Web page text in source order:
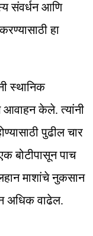
संवर्धन आणि
करण्यासाठी हा
स्थानिक
आवाहन केले. त्यांनी
पुढील चार
बोटीपासून पाच
माशांचे नुकसान
अधिक वाढेल.